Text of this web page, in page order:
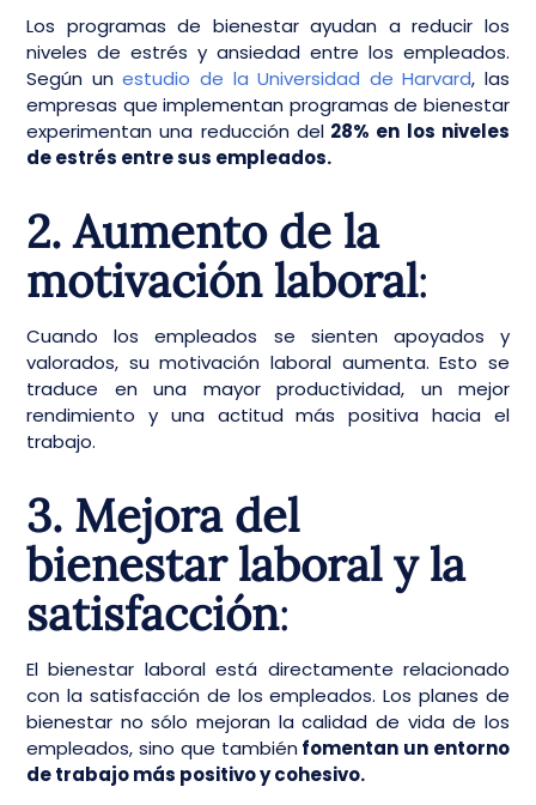
Los programas de bienestar ayudan a reducir los
niveles de estrés y ansiedad entre los empleados.
Según unestudio de la Universidad de Harvard, las
empresas que implementan programas de bienestar
experimentan una reducción del28% en los niveles
de estrés entre sus empleados.
2. Aumento de la
motivación laboral:
Cuando los empleados se sienten apoyados y
valorados, su motivación laboral aumenta. Esto se
traduce en una mayor productividad, un mejor
rendimiento y una actitud más positiva hacia el
trabajo.
3. Mejora del
bienestar laboral y la
satisfacción:
El bienestar laboral está directamente relacionado
con la satisfacción de los empleados. Los planes de
bienestar no sólo mejoran la calidad de vida de los
empleados, sino que también fomentan un entorno
de trabajo más positivo y cohesivo.